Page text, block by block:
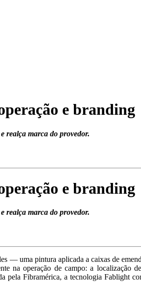
e branding
realça marca do provedor.
e branding
realça marca do provedor.
— uma pintura aplicada a caixas de
na operação de campo: a localização
pela Fibramérica, a tecnologia Fablight